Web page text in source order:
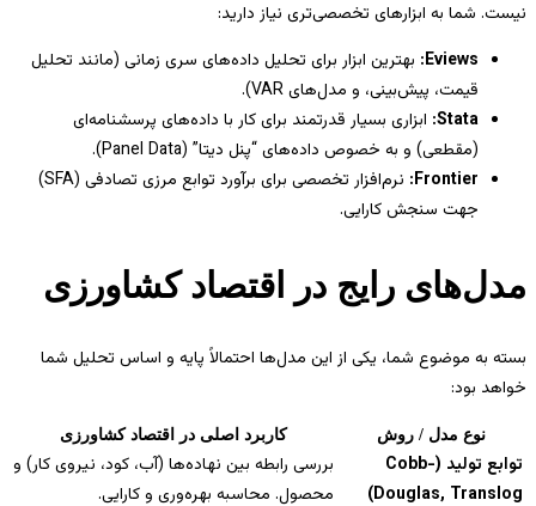
نیست. شما به ابزارهای تخصصی‌تری نیاز دارید:
Eviews: بهترین ابزار برای تحلیل داده‌های سری زمانی (مانند تحلیل
قیمت، پیش‌بینی، و مدل‌های VAR).
Stata: ابزاری بسیار قدرتمند برای کار با داده‌های پرسشنامه‌ای
(مقطعی) و به خصوص داده‌های “پنل دیتا” (Panel Data).
Frontier:
نرم‌افزار تخصصی برای برآورد توابع مرزی تصادفی (SFA)
جهت سنجش کارایی.
مدل‌های رایج در اقتصاد کشاورزی
بسته به موضوع شما، یکی از این مدل‌ها احتمالاً پایه و اساس تحلیل شما
خواهد بود:
نوع مدل / روش کاربرد اصلی در اقتصاد کشاورزی
توابع تولید (Cobb-
Douglas, Translog)
بررسی رابطه بین نهاده‌ها (آب، کود، نیروی کار) و
محصول. محاسبه بهره‌وری و کارایی.